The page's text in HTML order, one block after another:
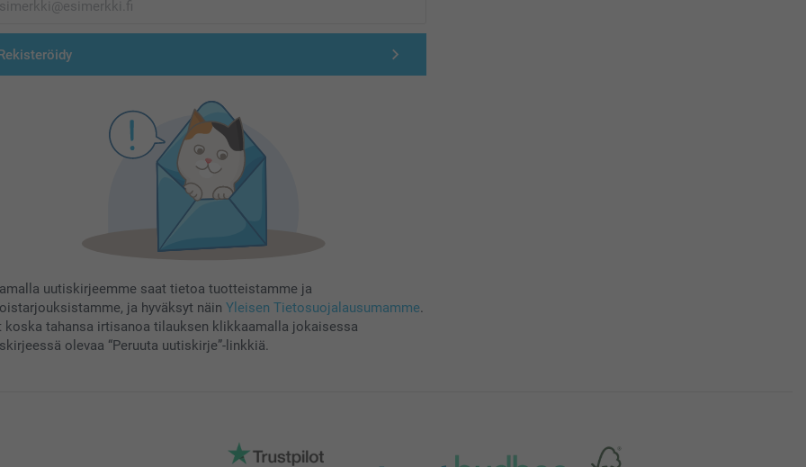
uutiskirjeemme saat tietoa tuotteistamme ja
ja hyväksyt näin Yleisen Tietosuojalausumamme.
koska tahansa irtisanoa tilauksen klikkaamalla jokaisessa
olevaa “Peruuta uutiskirje”-linkkiä.